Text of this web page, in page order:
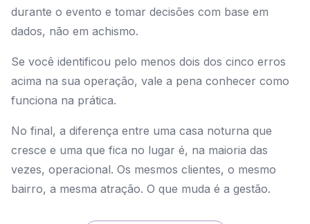
durante o evento e tomar decisões com base em
dados, não em achismo.
Se você identificou pelo menos dois dos cinco erros
acima na sua operação, vale a pena conhecer como
funciona na prática.
No final, a diferença entre uma casa noturna que
cresce e uma que fica no lugar é, na maioria das
vezes, operacional. Os mesmos clientes, o mesmo
bairro, a mesma atração. O que muda é a gestão.